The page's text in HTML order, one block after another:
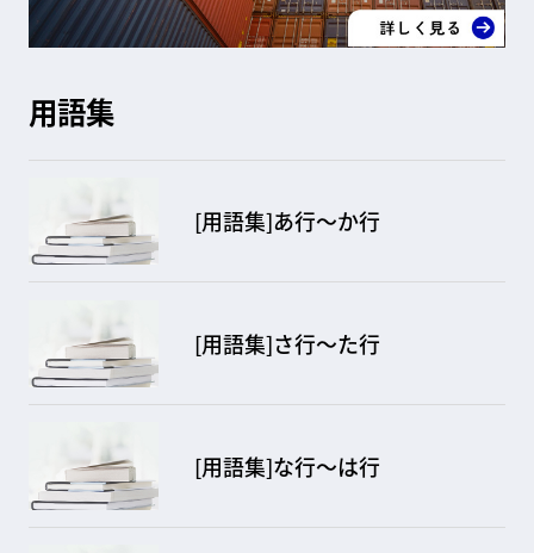
用語集
[用語集]あ行～か行
[用語集]さ行～た行
[用語集]な行～は行